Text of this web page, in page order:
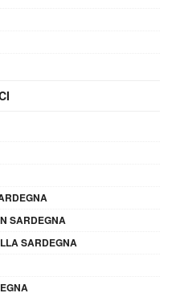
SARDEGNA
SARDEGNA